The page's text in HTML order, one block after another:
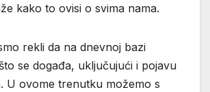
kako to ovisi o svima nama.
rekli da na dnevnoj bazi
se događa, uključujući i pojavu
U ovome trenutku možemo s